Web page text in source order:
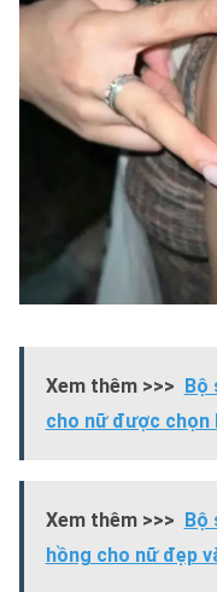
Xem thêm >>> Bộ
cho nữ được chọn
Xem thêm >>> Bộ
hồng cho nữ đẹp